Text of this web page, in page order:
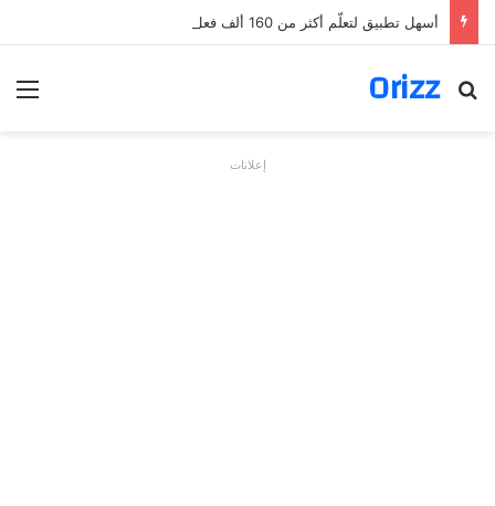
أسهل تطبيق لتعلّم أكثر من 160 ألف فعل بالألمانية
Orizz
بحث عن
إعلانات